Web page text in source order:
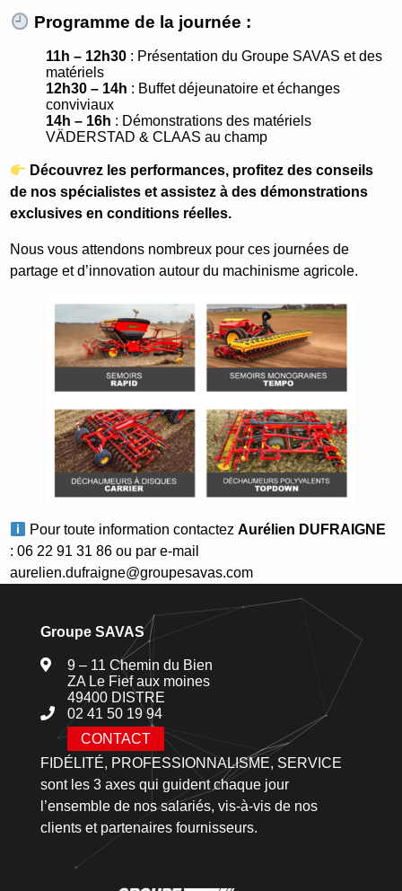
Programme de la journée :
11h – 12h30 : Présentation du Groupe SAVAS et des
matériels
12h30 – 14h : Buffet déjeunatoire et échanges
conviviaux
14h – 16h : Démonstrations des matériels
VÄDERSTAD & CLAAS au champ
Découvrez les performances, profitez des conseils
de nos spécialistes et assistez à des démonstrations
exclusives en conditions réelles.
Nous vous attendons nombreux pour ces journées de
partage et d’innovation autour du machinisme agricole.
Pour toute information contactezAurélien DUFRAIGNE
: 06 22 91 31 86 ou par e-mail
aurelien.dufraigne@groupesavas.com
Groupe SAVAS
9 – 11 Chemin du Bien
ZA Le Fief aux moines
49400 DISTRE
02 41 50 19 94
CONTACT
FIDÉLITÉ, PROFESSIONNALISME, SERVICE
sont les 3 axes qui guident chaque jour
l’ensemble de nos salariés, vis-à-vis de nos
clients et partenaires fournisseurs.